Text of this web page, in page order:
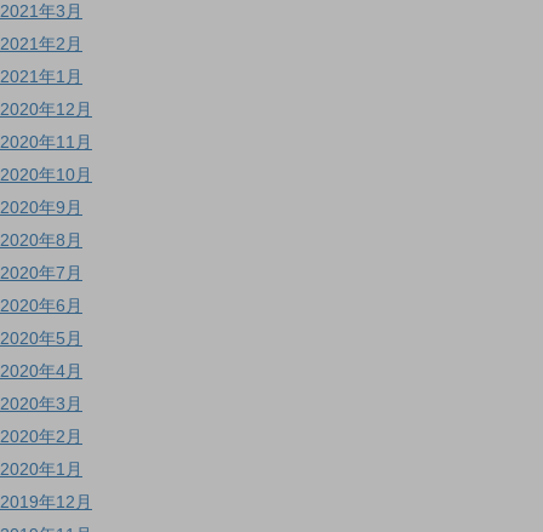
2021年3月
2021年2月
2021年1月
2020年12月
2020年11月
2020年10月
2020年9月
2020年8月
2020年7月
2020年6月
2020年5月
2020年4月
2020年3月
2020年2月
2020年1月
2019年12月